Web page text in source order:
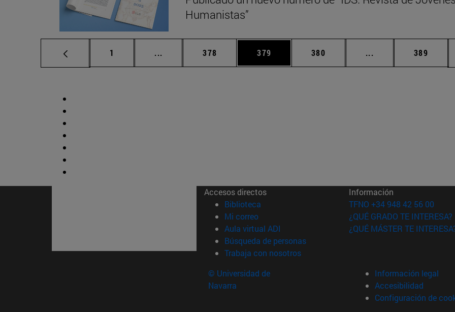
Humanistas”
Página
1 ... Páginas intermedias Use TAB para desplazarse.
Página
378 Página
379 Página
380 ... Páginas intermedias
Página
389
Accesos directos
Biblioteca (abre en nueva ventana)
Mi correo(abre en nueva ventana)
Aula virtual ADI (abre en nueva ventana)
Búsqueda de personas(abre en nueva ventana)
Trabaja con nosotros(abre en nueva ventana)
Información
TFNO +34 948 42 56 00
¿QUÉ GRADO TE INTERESA?
¿QUÉ MÁSTER TE
© Universidad de
Navarra
Información legal
Accesibilidad
Configuración de